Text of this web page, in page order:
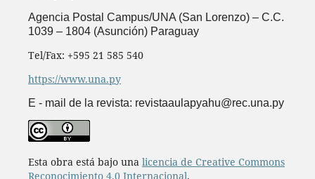
Agencia Postal Campus/UNA (San Lorenzo) – C.C.
1039 – 1804 (Asunción) Paraguay
Tel/Fax: +595 21 585 540
https://www.una.py
E - mail de la revista: revistaaulapyahu@rec.una.py
Esta obra está bajo una licencia de Creative Commons
Reconocimiento 4.0 Internacional.